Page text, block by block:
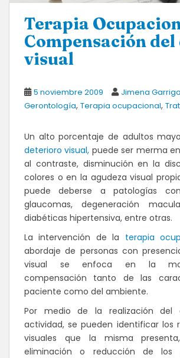
Terapia
Compensación
visual
5 noviembre 2009
Jimena Garriga
Gerontología, Terapia ocupacional,
Un alto porcentaje de adultos
deterioro visual, puede ser merma
al contraste, disminución en la
colores o en la agudeza visual
puede deberse a patologías
glaucomas, degeneración
diabéticas hipertensiva, entre otras.
La intervención de la terapia
abordaje de personas con
visual se enfoca en la
compensación tanto de las
paciente como del ambiente.
Por medio de la realización del
actividad, se pueden identificar los
visuales que la misma
eliminación o reducción de los